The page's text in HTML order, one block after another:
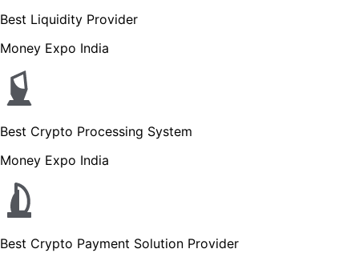
Best Liquidity Provider
Money Expo India
Best Crypto Processing System
Money Expo India
Best Crypto Payment Solution Provider